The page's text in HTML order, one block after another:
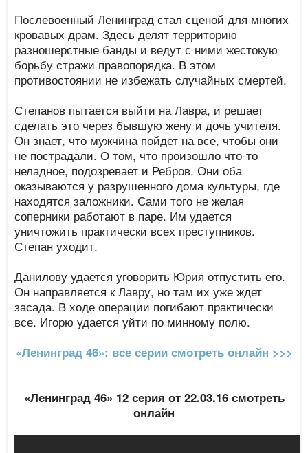
Послевоенный Ленинград стал сценой для многих
кровавых драм. Здесь делят территорию
разношерстные банды и ведут с ними жестокую
борьбу стражи правопорядка. В этом
противостоянии не избежать случайных смертей.
Степанов пытается выйти на Лавра, и решает
сделать это через бывшую жену и дочь учителя.
Он знает, что мужчина пойдет на все, чтобы они
не пострадали. О том, что произошло что-то
неладное, подозревает и Ребров. Они оба
оказываются у разрушенного дома культуры, где
находятся заложники. Сами того не желая
соперники работают в паре. Им удается
уничтожить практически всех преступников.
Степан уходит.
Данилову удается уговорить Юрия отпустить его.
Он направляется к Лавру, но там их уже ждет
засада. В ходе операции погибают практически
все. Игорю удается уйти по минному полю.
«Ленинград 46»: все серии смотреть онлайн >>>
«Ленинград 46» 12 серия от 22.03.16 смотреть
онлайн